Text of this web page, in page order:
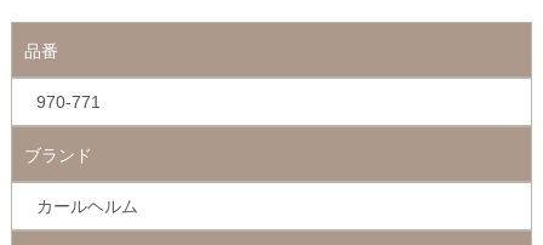
品番
970-771
ブランド
カールヘルム